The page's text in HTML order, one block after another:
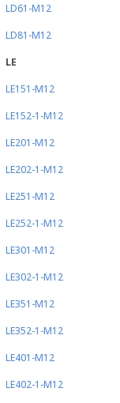
LD61-M12
LD81-M12
LE
LE151-M12
LE152-1-M12
LE201-M12
LE202-1-M12
LE251-M12
LE252-1-M12
LE301-M12
LE302-1-M12
LE351-M12
LE352-1-M12
LE401-M12
LE402-1-M12